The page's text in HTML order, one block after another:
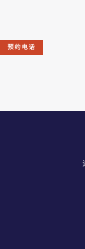
预约电话